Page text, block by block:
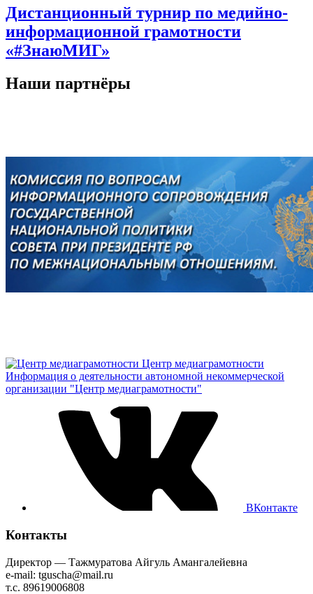
Дистанционный турнир по медийно-
информационной грамотности
«#ЗнаюМИГ»
Наши партнёры
Центр медиаграмотности
Информация о деятельности автономной некоммерческой
организации "Центр медиаграмотности"
ВКонтакте
Контакты
Директор — Тажмуратова Айгуль Амангалейевна
e-mail: tguscha@mail.ru
т.с. 89619006808